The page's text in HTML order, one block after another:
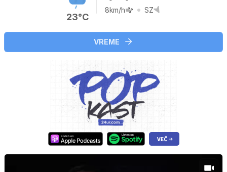
23°C
8km/h SZ
VREME